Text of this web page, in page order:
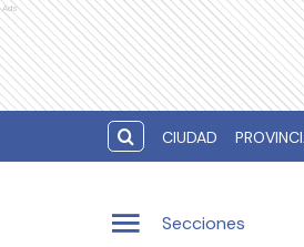
Ads
CIUDAD
Secciones